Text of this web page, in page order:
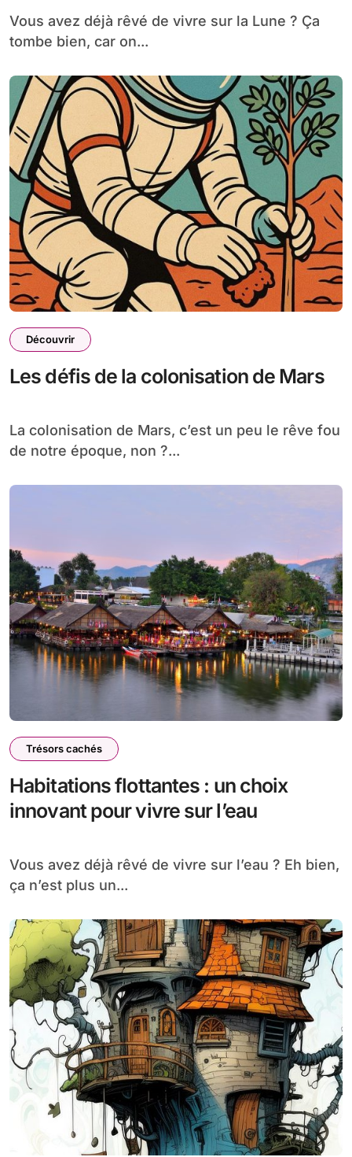
Vous avez déjà rêvé de vivre sur la Lune ? Ça
tombe bien, car on...
Découvrir
Les défis de la colonisation de Mars
La colonisation de Mars, c’est un peu le rêve fou
de notre époque, non ?...
Trésors cachés
Habitations flottantes : un choix
innovant pour vivre sur l’eau
Vous avez déjà rêvé de vivre sur l’eau ? Eh bien,
ça n’est plus un...